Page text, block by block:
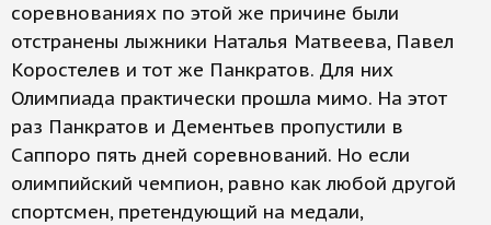
соревнованиях по этой же причине были
отстранены лыжники Наталья Матвеева, Павел
Коростелев и тот же Панкратов. Для них
Олимпиада практически прошла мимо. На этот
раз Панкратов и Дементьев пропустили в
Саппоро пять дней соревнований. Но если
олимпийский чемпион, равно как любой другой
спортсмен, претендующий на медали,